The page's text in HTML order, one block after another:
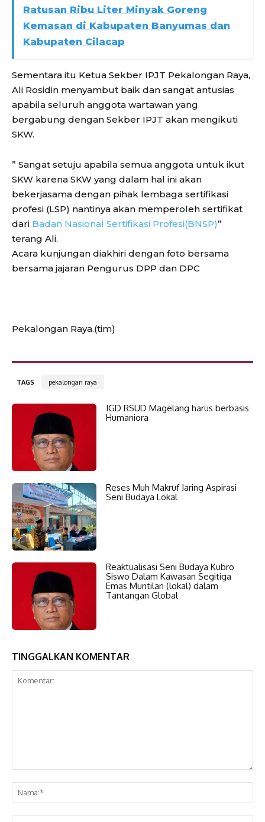
Ratusan Ribu Liter Minyak Goreng
Kemasan di Kabupaten Banyumas dan
Kabupaten Cilacap
Sementara itu Ketua Sekber IPJT Pekalongan Raya,
Ali Rosidin menyambut baik dan sangat antusias
apabila seluruh anggota wartawan yang
bergabung dengan Sekber IPJT akan mengikuti
SKW.
” Sangat setuju apabila semua anggota untuk ikut
SKW karena SKW yang dalam hal ini akan
bekerjasama dengan pihak lembaga sertifikasi
profesi (LSP) nantinya akan memperoleh sertifikat
dari Badan Nasional Sertifikasi Profesi(BNSP)”
terang Ali.
Acara kunjungan diakhiri dengan foto bersama
bersama jajaran Pengurus DPP dan DPC
Pekalongan Raya.(tim)
TAGS pekalongan raya
IGD RSUD Magelang harus berbasis
Humaniora
Reses Muh Makruf Jaring Aspirasi
Seni Budaya Lokal
Reaktualisasi Seni Budaya Kubro
Siswo Dalam Kawasan Segitiga
Emas Muntilan (lokal) dalam
Tantangan Global
TINGGALKAN KOMENTAR